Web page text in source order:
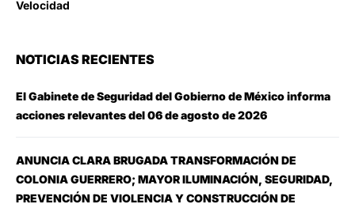
Velocidad
NOTICIAS RECIENTES
El Gabinete de Seguridad del Gobierno de México informa
acciones relevantes del 06 de agosto de 2026
ANUNCIA CLARA BRUGADA TRANSFORMACIÓN DE
COLONIA GUERRERO; MAYOR ILUMINACIÓN, SEGURIDAD,
PREVENCIÓN DE VIOLENCIA Y CONSTRUCCIÓN DE